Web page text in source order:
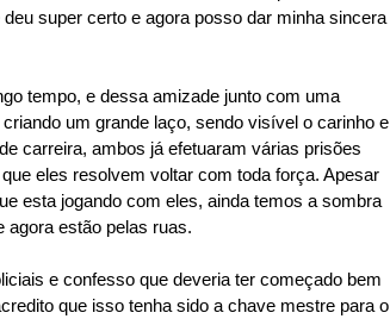
super certo e agora posso dar minha sincera
tempo, e dessa amizade junto com uma
um grande laço, sendo visível o carinho e
carreira, ambos já efetuaram várias prisões
eles resolvem voltar com toda força. Apesar
esta jogando com eles, ainda temos a sombra
agora estão pelas ruas.
e confesso que deveria ter começado bem
que isso tenha sido a chave mestre para o